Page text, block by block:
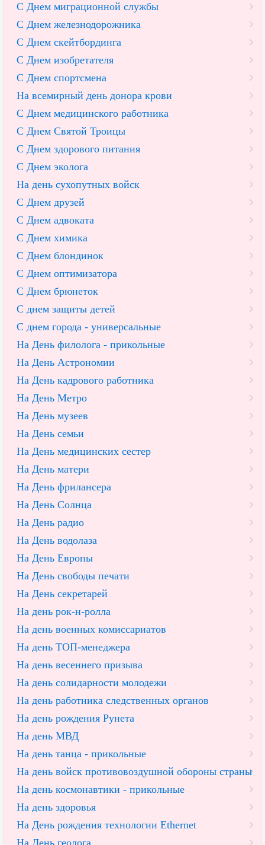
С Днем миграционной службы
С Днем железнодорожника
С Днем скейтбординга
С Днем изобретателя
С Днем спортсмена
На всемирный день донора крови
С Днем медицинского работника
С Днем Святой Троицы
С Днем здорового питания
С Днем эколога
На день сухопутных войск
С Днем друзей
С Днем адвоката
С Днем химика
С Днем блондинок
С Днем оптимизатора
С Днем брюнеток
С днем защиты детей
С днем города - универсальные
На День филолога - прикольные
На День Астрономии
На День кадрового работника
На День Метро
На День музеев
На День семьи
На День медицинских сестер
На День матери
На День фрилансера
На День Солнца
На День радио
На День водолаза
На День Европы
На День свободы печати
На День секретарей
На день рок-н-ролла
На день военных комиссариатов
На день ТОП-менеджера
На день весеннего призыва
На день солидарности молодежи
На день работника следственных органов
На день рождения Рунета
На день МВД
На день танца - прикольные
На день войск противовоздушной обороны страны
На день космонавтики - прикольные
На день здоровья
На День рождения технологии Ethernet